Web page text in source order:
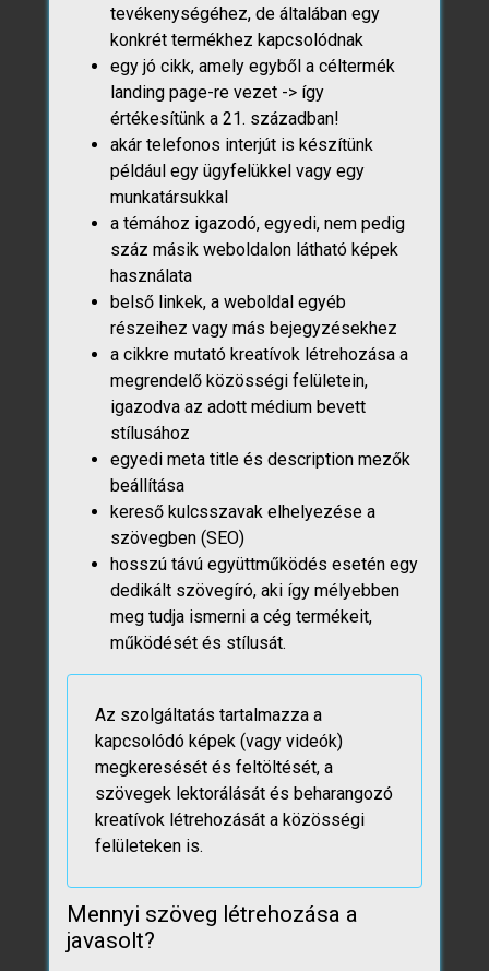
tevékenységéhez, de általában egy
konkrét termékhez kapcsolódnak
egy jó cikk, amely egyből a céltermék
landing page-re vezet -> így
értékesítünk a 21. században!
akár telefonos interjút is készítünk
például egy ügyfelükkel vagy egy
munkatársukkal
a témához igazodó, egyedi, nem pedig
száz másik weboldalon látható képek
használata
belső linkek, a weboldal egyéb
részeihez vagy más bejegyzésekhez
a cikkre mutató kreatívok létrehozása a
megrendelő közösségi felületein,
igazodva az adott médium bevett
stílusához
egyedi meta title és description mezők
beállítása
kereső kulcsszavak elhelyezése a
szövegben (SEO)
hosszú távú együttműködés esetén egy
dedikált szövegíró, aki így mélyebben
meg tudja ismerni a cég termékeit,
működését és stílusát.
Az szolgáltatás tartalmazza a
kapcsolódó képek (vagy videók)
megkeresését és feltöltését, a
szövegek lektorálását és beharangozó
kreatívok létrehozását a közösségi
felületeken is.
Mennyi szöveg létrehozása a
javasolt?